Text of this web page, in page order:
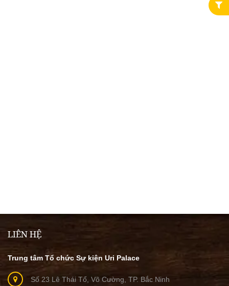
LIÊN HỆ
Trung tâm Tổ chức Sự kiện Uri Palace
Số 23 Lê Thái Tổ, Võ Cường, TP. Bắc Ninh